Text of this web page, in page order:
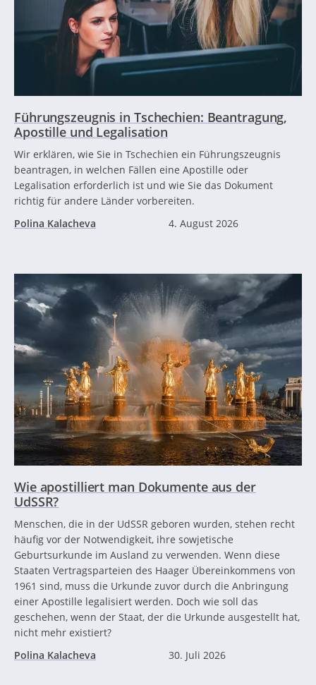
Führungszeugnis in Tschechien: Beantragung,
Apostille und Legalisation
Wir erklären, wie Sie in Tschechien ein Führungszeugnis
beantragen, in welchen Fällen eine Apostille oder
Legalisation erforderlich ist und wie Sie das Dokument
richtig für andere Länder vorbereiten.
Polina Kalacheva
4. August 2026
Wie apostilliert man Dokumente aus der
UdSSR?
Menschen, die in der UdSSR geboren wurden, stehen recht
häufig vor der Notwendigkeit, ihre sowjetische
Geburtsurkunde im Ausland zu verwenden. Wenn diese
Staaten Vertragsparteien des Haager Übereinkommens von
1961 sind, muss die Urkunde zuvor durch die Anbringung
einer Apostille legalisiert werden. Doch wie soll das
geschehen, wenn der Staat, der die Urkunde ausgestellt hat,
nicht mehr existiert?
Polina Kalacheva
30. Juli 2026